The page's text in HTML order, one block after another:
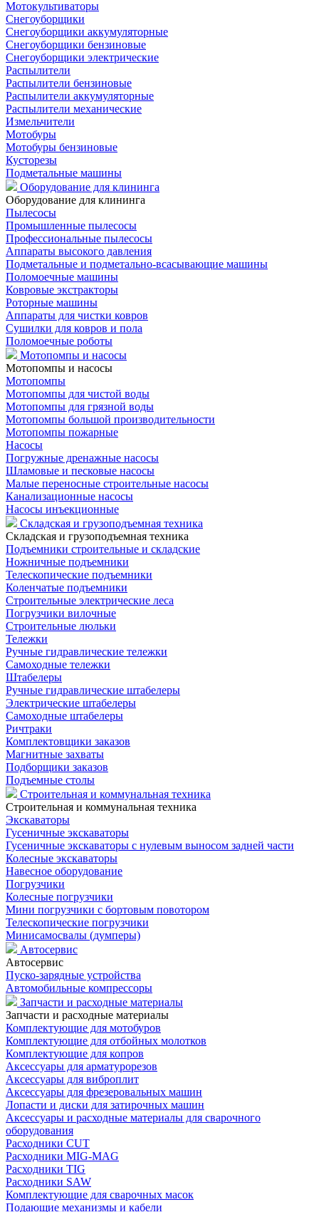
Мотокультиваторы
Снегоуборщики
Снегоуборщики аккумуляторные
Снегоуборщики бензиновые
Снегоуборщики электрические
Распылители
Распылители бензиновые
Распылители аккумуляторные
Распылители механические
Измельчители
Мотобуры
Мотобуры бензиновые
Кусторезы
Подметальные машины
Оборудование для клининга
Оборудование для клининга
Пылесосы
Промышленные пылесосы
Профессиональные пылесосы
Аппараты высокого давления
Подметальные и подметально-всасывающие машины
Поломоечные машины
Ковровые экстракторы
Роторные машины
Аппараты для чистки ковров
Сушилки для ковров и пола
Поломоечные роботы
Мотопомпы и насосы
Мотопомпы и насосы
Мотопомпы
Мотопомпы для чистой воды
Мотопомпы для грязной воды
Мотопомпы большой производительности
Мотопомпы пожарные
Насосы
Погружные дренажные насосы
Шламовые и песковые насосы
Малые переносные строительные насосы
Канализационные насосы
Насосы инъекционные
Складская и грузоподъемная техника
Складская и грузоподъемная техника
Подъемники строительные и складские
Ножничные подъемники
Телескопические подъемники
Коленчатые подъемники
Строительные электрические леса
Погрузчики вилочные
Строительные люльки
Тележки
Ручные гидравлические тележки
Самоходные тележки
Штабелеры
Ручные гидравлические штабелеры
Электрические штабелеры
Самоходные штабелеры
Ричтраки
Комплектовщики заказов
Магнитные захваты
Подборщики заказов
Подъемные столы
Строительная и коммунальная техника
Строительная и коммунальная техника
Экскаваторы
Гусеничные экскаваторы
Гусеничные экскаваторы с нулевым выносом задней части
Колесные экскаваторы
Навесное оборудование
Погрузчики
Колесные погрузчики
Мини погрузчики с бортовым повотором
Телескопические погрузчики
Минисамосвалы (думперы)
Автосервис
Автосервис
Пуско-зарядные устройства
Автомобильные компрессоры
Запчасти и расходные материалы
Запчасти и расходные материалы
Комплектующие для мотобуров
Комплектующие для отбойных молотков
Комплектующие для копров
Аксессуары для арматурорезов
Аксессуары для виброплит
Аксессуары для фрезеровальных машин
Лопасти и диски для затирочных машин
Аксессуары и расходные материалы для сварочного
оборудования
Расходники CUT
Расходники MIG-MAG
Расходники TIG
Расходники SAW
Комплектующие для сварочных масок
Подающие механизмы и кабели